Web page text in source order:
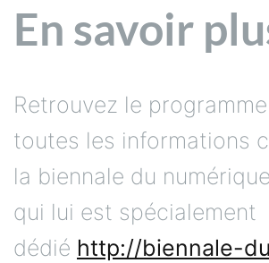
En savoir
Retrouvez le
toutes les informations
la biennale du
qui lui est spécialement
dédié http://biennale-